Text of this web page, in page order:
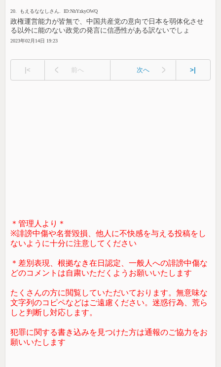
20. もえるななしさん. ID:NhYzkyOWQ
政権運営能力が皆無で、中国共産党の意向で日本を弱体化させ
る以外に能のない政党の発言に信憑性がある訳ないでしょ
2023年02月14日 19:23
|< 前へ 次へ >|
＊管理人より＊
※誹謗中傷や名誉毀損、他人に不快感を与える投稿をし
ないように十分に注意してください
＊差別表現、根拠なき在日認定、一般人への誹謗中傷な
どのコメントは自粛いただくようお願いいたします
たくさんの方に閲覧していただいております。無意味な
文字列のコピペなどはご遠慮ください。迷惑行為、荒ら
しと判断し対応します。
犯罪に関する書き込みを見つけた方は通報のご協力をお
願いいたします